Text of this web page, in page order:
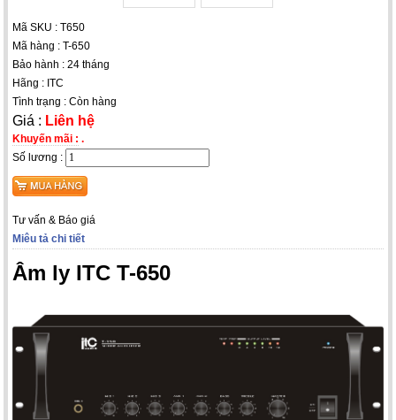
Mã SKU : T650
Mã hàng : T-650
Bảo hành : 24 tháng
Hãng : ITC
Tình trạng : Còn hàng
Giá : Liên hệ
Khuyến mãi : .
Số lương :
Tư vấn & Báo giá
Miêu tả chi tiết
Âm ly ITC T-650